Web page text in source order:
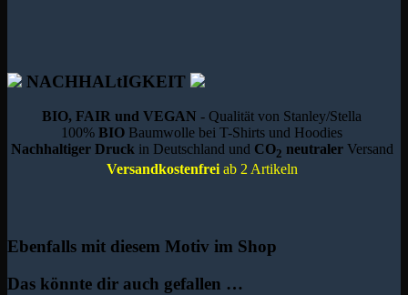
NACHHALtIGKEIT
BIO, FAIR und VEGAN - Qualität von Stanley/Stella
100%BIO Baumwolle bei T-Shirts und Hoodies
Nachhaltiger Druck in Deutschland und CO2 neutraler Versand
Versandkostenfreiab 2 Artikeln
Ebenfalls mit diesem Motiv im Shop
Das könnte dir auch gefallen …